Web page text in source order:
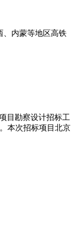
、内蒙等地区高铁
目勘察设计招标工
本次招标项目北京